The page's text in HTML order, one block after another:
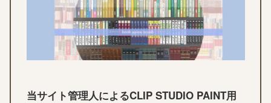
当サイト管理人によるCLIP STUDIO PAINT用